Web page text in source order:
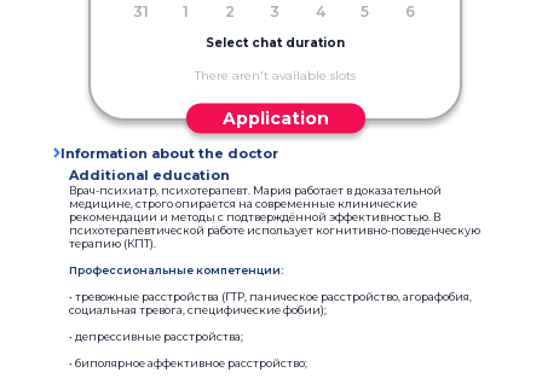
31
1 2 3 4 5 6
Select chat duration
There aren't available slots
Application
Information about the doctor
Additional education
Врач-психиатр, психотерапевт. Мария работает в доказательной
медицине, строго опирается на современные клинические
рекомендации и методы с подтверждённой эффективностью. В
психотерапевтической работе использует когнитивно-поведенческую
терапию (КПТ).
Профессиональные компетенции:
• тревожные расстройства (ГТР, паническое расстройство, агорафобия,
социальная тревога, специфические фобии);
• депрессивные расстройства;
• биполярное аффективное расстройство;